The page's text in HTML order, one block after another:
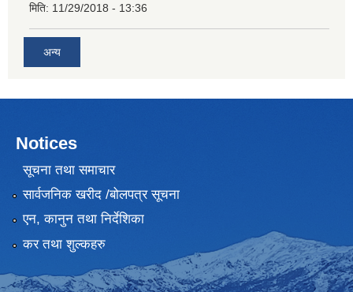
मिति: 11/29/2018 - 13:36
अन्य
Notices
सूचना तथा समाचार
सार्वजनिक खरीद /बोलपत्र सूचना
एन, कानुन तथा निर्देशिका
कर तथा शुल्कहरु